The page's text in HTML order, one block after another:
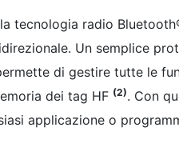
tecnologia radio
Un semplice
di gestire tutte le
dei tag HF (2). Con
applicazione o